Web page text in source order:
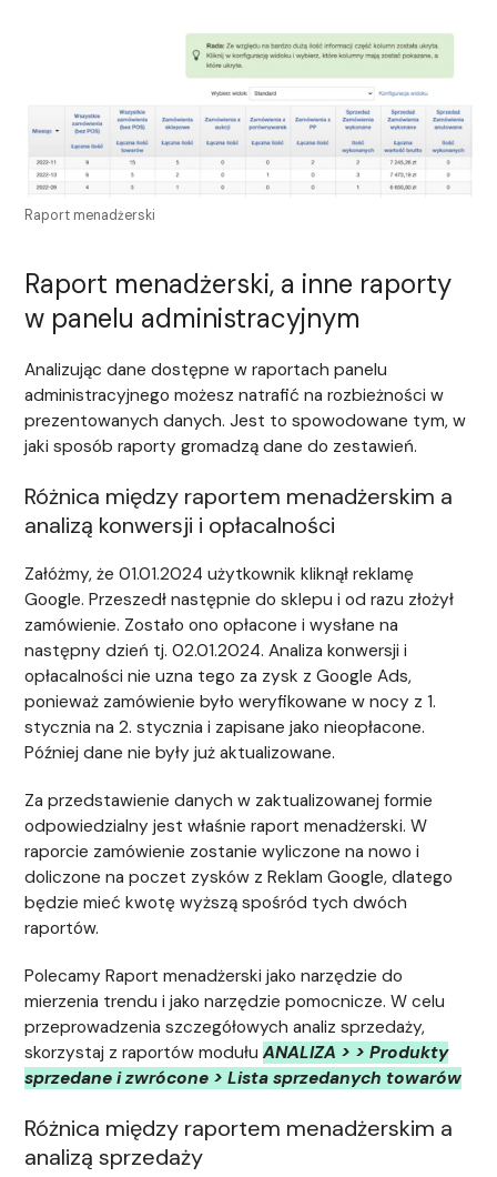
Raport menadżerski
Raport menadżerski, a inne raporty
w panelu administracyjnym
Analizując dane dostępne w raportach panelu
administracyjnego możesz natrafić na rozbieżności w
prezentowanych danych. Jest to spowodowane tym, w
jaki sposób raporty gromadzą dane do zestawień.
Różnica między raportem menadżerskim a
analizą konwersji i opłacalności
Załóżmy, że 01.01.2024 użytkownik kliknął reklamę
Google. Przeszedł następnie do sklepu i od razu złożył
zamówienie. Zostało ono opłacone i wysłane na
następny dzień tj. 02.01.2024. Analiza konwersji i
opłacalności nie uzna tego za zysk z Google Ads,
ponieważ zamówienie było weryfikowane w nocy z 1.
stycznia na 2. stycznia i zapisane jako nieopłacone.
Później dane nie były już aktualizowane.
Za przedstawienie danych w zaktualizowanej formie
odpowiedzialny jest właśnie raport menadżerski. W
raporcie zamówienie zostanie wyliczone na nowo i
doliczone na poczet zysków z Reklam Google, dlatego
będzie mieć kwotę wyższą spośród tych dwóch
raportów.
Polecamy Raport menadżerski jako narzędzie do
mierzenia trendu i jako narzędzie pomocnicze. W celu
przeprowadzenia szczegółowych analiz sprzedaży,
skorzystaj z raportów modułuANALIZA > > Produkty
sprzedane i zwrócone > Lista sprzedanych towarów
Różnica między raportem menadżerskim a
analizą sprzedaży